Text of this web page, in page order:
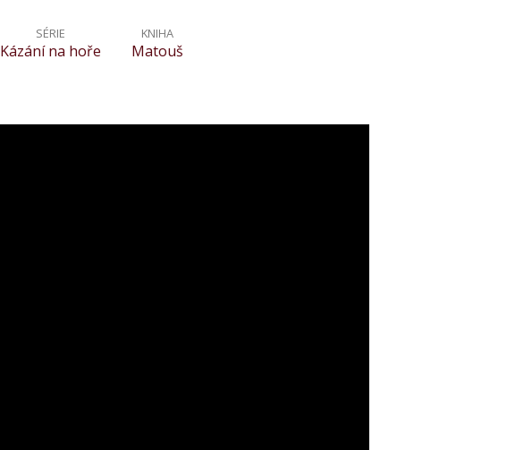
SÉRIE
Kázání na hoře
KNIHA
Matouš